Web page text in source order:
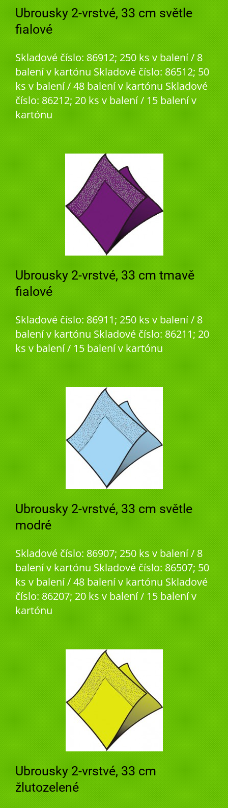
Ubrousky 2-vrstvé, 33 cm světle
fialové
Skladové číslo: 86912; 250 ks v balení / 8
balení v kartónu Skladové číslo: 86512; 50
ks v balení / 48 balení v kartónu Skladové
číslo: 86212; 20 ks v balení / 15 balení v
kartónu
Ubrousky 2-vrstvé, 33 cm tmavě
fialové
Skladové číslo: 86911; 250 ks v balení / 8
balení v kartónu Skladové číslo: 86211; 20
ks v balení / 15 balení v kartónu
Ubrousky 2-vrstvé, 33 cm světle
modré
Skladové číslo: 86907; 250 ks v balení / 8
balení v kartónu Skladové číslo: 86507; 50
ks v balení / 48 balení v kartónu Skladové
číslo: 86207; 20 ks v balení / 15 balení v
kartónu
Ubrousky 2-vrstvé, 33 cm
žlutozelené